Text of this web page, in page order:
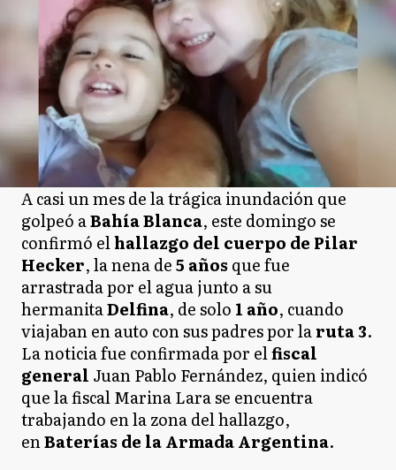
A casi un mes de la trágica inundación que
golpeó aBahía Blanca, este domingo se
confirmó elhallazgo del cuerpo de Pilar
Hecker, la nena de5 añosque fue
arrastrada por el agua junto a su
hermanitaDelfina, de solo 1 año, cuando
viajaban en auto con sus padres por laruta 3.
La noticia fue confirmada por elfiscal
general Juan Pablo Fernández, quien indicó
que la fiscal Marina Lara se encuentra
trabajando en la zona del hallazgo,
enBaterías de la Armada Argentina.